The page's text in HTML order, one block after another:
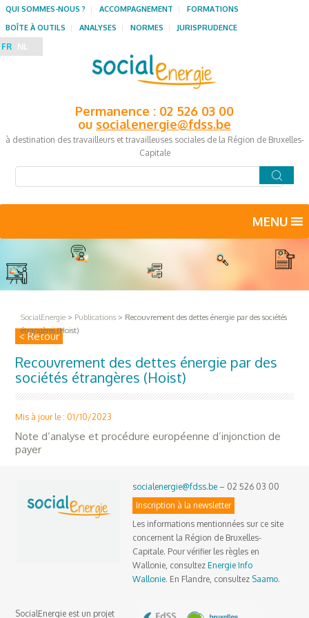
Permanence : 02 526 03 00
ou socialenergie@fdss.be
à destination des travailleurs et travailleuses sociales de la Région de Bruxelles-
Capitale
QUI SOMMES-NOUS ? ACCOMPAGNEMENT
FORMATIONS
BOÎTE À OUTILS
ANALYSES NORMES JURISPRUDENCE
FR NL
MENU
SocialEnergie > Publications > Recouvrement des dettes énergie par des sociétés
étrangères (Hoist)
< Retour
Recouvrement des dettes énergie par des
sociétés étrangères (Hoist)
Mis à jour le : 01/10/2023
Note d’analyse et procédure européenne d’injonction de
payer
socialenergie@fdss.be – 02 526 03 00
Inscription à la newsletter
Les informations mentionnées sur ce site
concernent la Région de Bruxelles-
Capitale. Pour vérifier les règles en
Wallonie, consultezEnergie Info
Wallonie. En Flandre, consultez Saamo.
SocialEnergie est un projet